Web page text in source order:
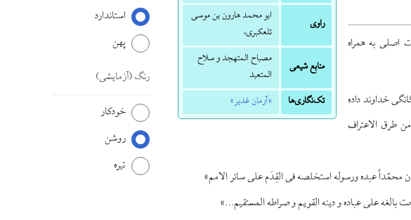
استاندارد
پهن
رنگ(آزمایشی)
خودکار
روشن
تیره
راوی
ابو محمد هارون بن موسی
تلعکبری،
منابع شیعی
مصباح المتهجد و سلاح
المتعبد
تک‌نگاری‌ها
«آرمان غدیر»
اصلی به همراه
خداوند داده
طرق الاعتراف
محمّداً عبده ورسوله استخلصه فی القِدَم علی سائر الامم»
علی عباده و دینه القویم و صراطه المستقیم…»